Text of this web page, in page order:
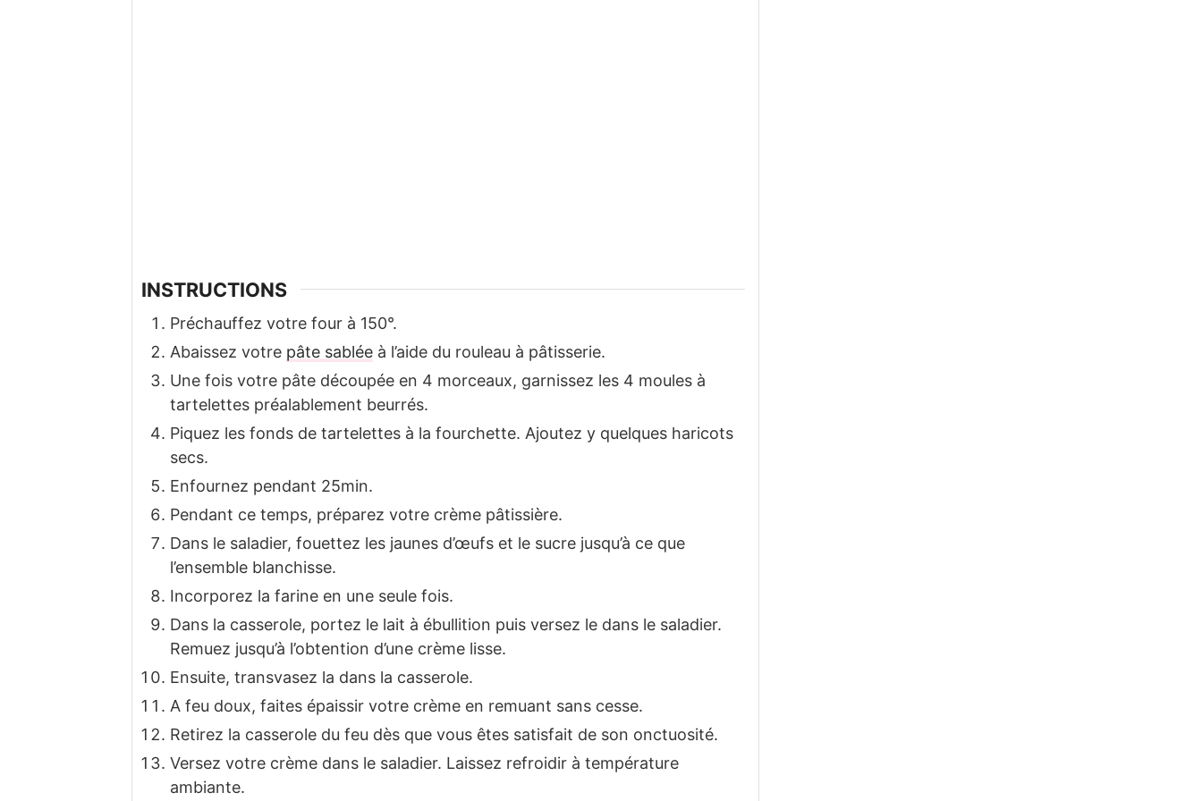
INSTRUCTIONS
Préchauffez votre four à 150°.
Abaissez votre pâte sablée à l’aide du rouleau à pâtisserie.
Une fois votre pâte découpée en 4 morceaux, garnissez les 4 moules à
tartelettes préalablement beurrés.
Piquez les fonds de tartelettes à la fourchette. Ajoutez y quelques haricots
secs.
Enfournez pendant 25min.
Pendant ce temps, préparez votre crème pâtissière.
Dans le saladier, fouettez les jaunes d’œufs et le sucre jusqu’à ce que
l’ensemble blanchisse.
Incorporez la farine en une seule fois.
Dans la casserole, portez le lait à ébullition puis versez le dans le saladier.
Remuez jusqu’à l’obtention d’une crème lisse.
Ensuite, transvasez la dans la casserole.
A feu doux, faites épaissir votre crème en remuant sans cesse.
Retirez la casserole du feu dès que vous êtes satisfait de son onctuosité.
Versez votre crème dans le saladier. Laissez refroidir à température
ambiante.